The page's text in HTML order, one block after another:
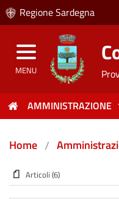
Regione Sardegna
MENU
AMMINISTRAZIONE
Home
Articoli (6)